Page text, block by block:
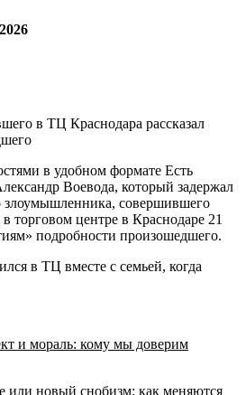
в удобном формате Есть
Воевода, который задержал
злоумышленника, совершившего
торговом центре в Краснодаре 21
подробности произошедшего.
в ТЦ вместе с семьей, когда
и мораль: кому мы доверим
или новый снобизм: как меняются